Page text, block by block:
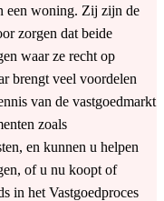
een woning. Zij zijn de
zorgen dat beide
waar ze recht op
brengt veel voordelen
van de vastgoedmarkt
zoals
en kunnen u helpen
of u nu koopt of
in het Vastgoedproces